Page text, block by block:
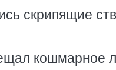
скрипящие
кошмарное